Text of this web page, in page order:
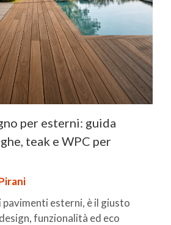
per esterni: guida
teak e WPC per
pavimenti esterni, è il giusto
funzionalità ed eco